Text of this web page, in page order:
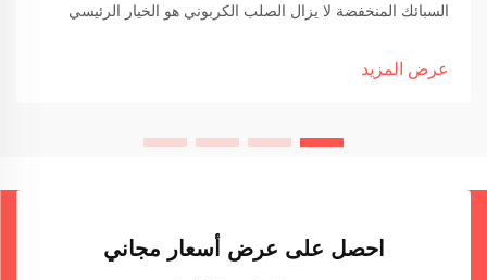
السبائك المنخفضة لا يزال الصلب الكربوني هو الخيار الرئيسي
الأسباب الرئيسية؟ إنه أرخص من البدائل و يعمل بشكل جيد في...
عرض المزيد
احصل على عرض أسعار مجاني